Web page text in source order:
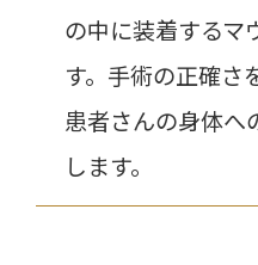
の中に装着するマ
す。手術の正確さ
患者さんの身体へ
します。